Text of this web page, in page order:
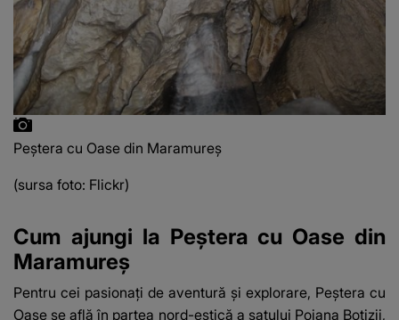
Peștera cu Oase din Maramureș
(sursa foto: Flickr)
Cum ajungi la Peștera cu Oase din
Maramureș
Pentru cei pasionați de aventură și explorare, Peștera cu
Oase se află în partea nord-estică a satului Poiana Botizii,